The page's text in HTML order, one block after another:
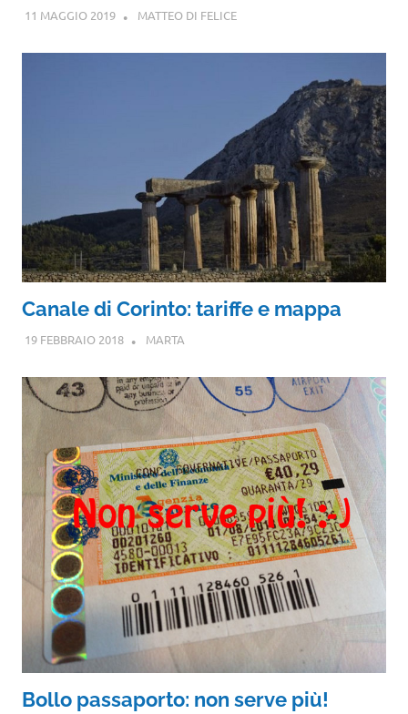
11 MAGGIO 2019 MATTEO DI FELICE
Canale di Corinto: tariffe e mappa
19 FEBBRAIO 2018 MARTA
Bollo passaporto: non serve più!